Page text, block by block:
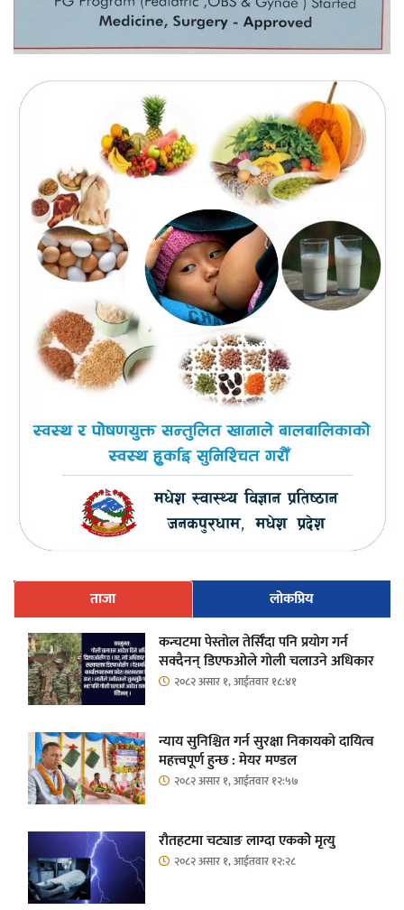
ताजा
लोकप्रिय
कन्चटमा पेस्तोल तेर्सिँदा पनि प्रयोग गर्न
सक्दैनन् डिएफओले गोली चलाउने अधिकार
२०८२ असार १, आईतवार १८:४१
न्याय सुनिश्चित गर्न सुरक्षा निकायको दायित्व
महत्त्वपूर्ण हुन्छ : मेयर मण्डल
२०८२ असार १, आईतवार १२:५७
रौतहटमा चट्याङ लाग्दा एककोे मृत्यु
२०८२ असार १, आईतवार १२:२८